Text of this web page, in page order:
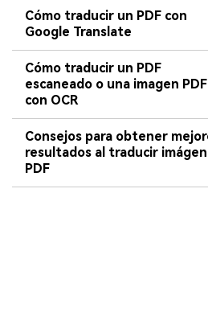
Cómo traducir un PDF con
Google Translate
Cómo traducir un PDF
escaneado o una imagen PDF
con OCR
Consejos para obtener
resultados al traducir
PDF